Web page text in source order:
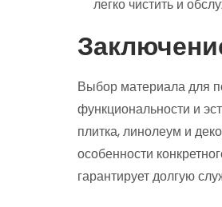
легко чистить и
Выбор материала для
функциональности и
плитка, линолеум и
особенности
гарантирует долгую